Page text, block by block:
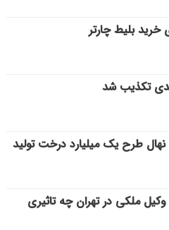
بلیط چارتر
تکذیب شد
نهال طرح یک میلیارد درخت تولید
ملکی در تهران چه تاثیری